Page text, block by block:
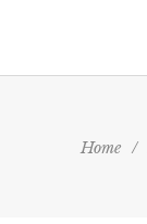
Home /